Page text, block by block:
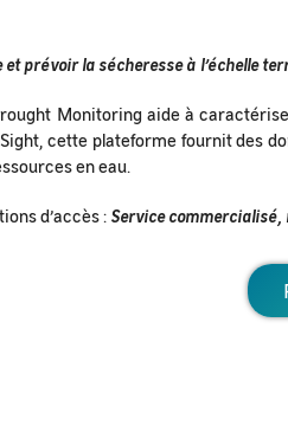
et prévoir la sécheresse à l’échelle
Monitoring aide à
cette plateforme fournit des
en eau.
d’accès : Service